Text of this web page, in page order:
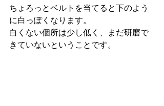
ちょろっとベルトを当てると下のよう
に白っぽくなります。
白くない個所は少し低く、まだ研磨で
きていないということです。